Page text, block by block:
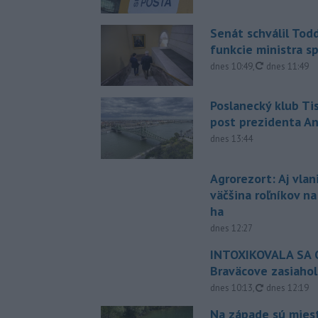
Senát schválil
funkcie ministra
dnes 10:49, aktualizované
dnes 11:49
Poslanecký klub
post prezidenta
dnes 13:44
Agrorezort: Aj
väčšina roľníkov
ha
dnes 12:27
INTOXIKOVALA SA
Braväcove
dnes 10:13, aktualizované
dnes 12:19
Na západe sú